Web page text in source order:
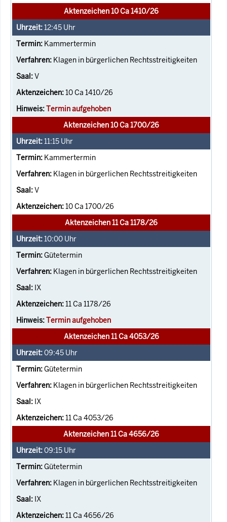
Aktenzeichen 10 Ca 1410/26
12:45 Uhr
Kammertermin
Klagen in bürgerlichen Rechtsstreitigkeiten
V
10 Ca 1410/26
Termin aufgehoben
Aktenzeichen 10 Ca 1700/26
11:15 Uhr
Kammertermin
Klagen in bürgerlichen Rechtsstreitigkeiten
V
10 Ca 1700/26
Aktenzeichen 11 Ca 1178/26
10:00 Uhr
Gütetermin
Klagen in bürgerlichen Rechtsstreitigkeiten
IX
11 Ca 1178/26
Termin aufgehoben
Aktenzeichen 11 Ca 4053/26
09:45 Uhr
Gütetermin
Klagen in bürgerlichen Rechtsstreitigkeiten
IX
11 Ca 4053/26
Aktenzeichen 11 Ca 4656/26
09:15 Uhr
Gütetermin
Klagen in bürgerlichen Rechtsstreitigkeiten
IX
11 Ca 4656/26